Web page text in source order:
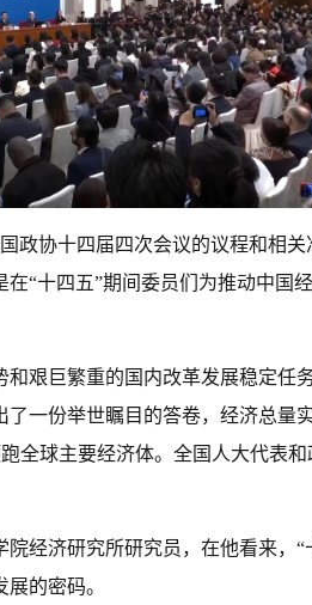
政协十四届四次会议的议程和相
“十四五”期间委员们为推动中国
艰巨繁重的国内改革发展稳定任
一份举世瞩目的答卷，经济总量
全球主要经济体。全国人大代表
经济研究所研究员，在他看来，“
的密码。